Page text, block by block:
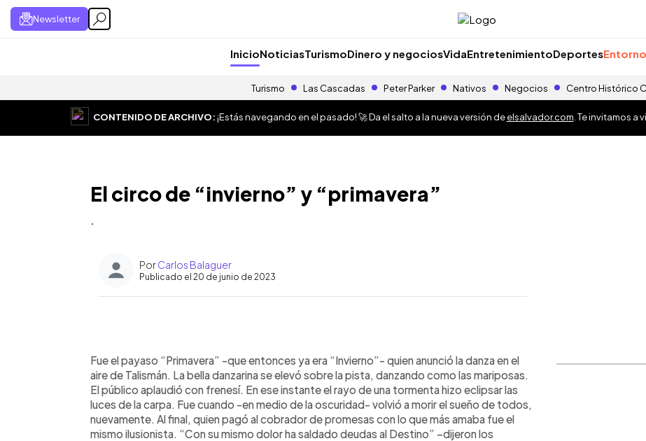
Newsletter
InicioNoticiasTurismoDinero y negociosVidaEntretenimientoDeportes
Turismo Las Cascadas Peter Parker Nativos Negocios Centro Histórico
CONTENIDO DE ARCHIVO:¡Estás navegando en el pasado! 🚀 Da el salto a la nueva versión deelsalvador.com . Te invitamos
El circo de “invierno” y “primavera”
.
PorCarlos Balaguer
Publicado el 20 de junio de 2023
Escuchar artículo
Fue el payaso “Primavera” -que entonces ya era “Invierno”- quien anunció la danza en el
aire de Talismán. La bella danzarina se elevó sobre la pista, danzando como las mariposas.
El público aplaudió con frenesí. En ese instante el rayo de una tormenta hizo eclipsar las
luces de la carpa. Fue cuando -en medio de la oscuridad- volvió a morir el sueño de todos,
nuevamente. Al final, quien pagó al cobrador de promesas con lo que más amaba fue el
mismo ilusionista. “Con su mismo dolor ha saldado deudas al Destino” –dijeron los